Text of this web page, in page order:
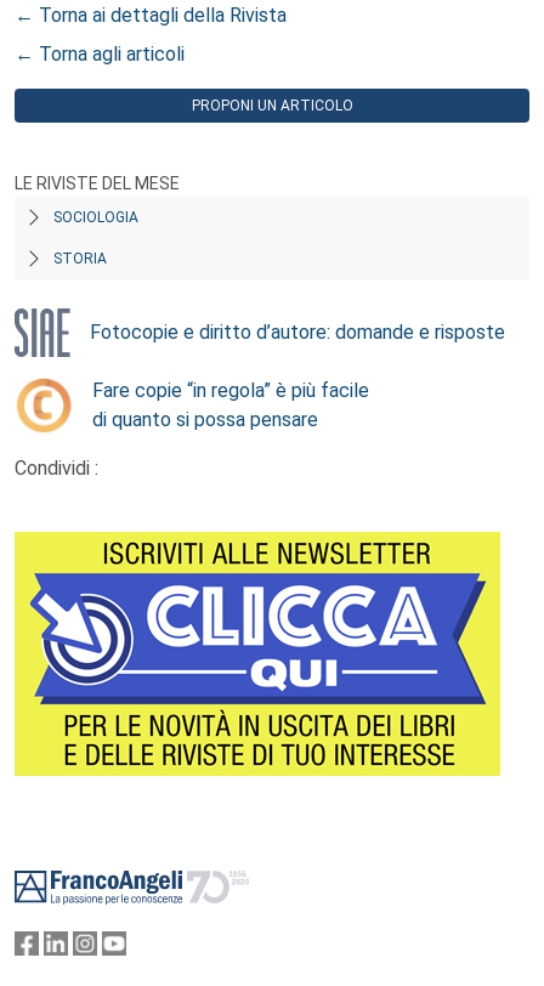
← Torna ai dettagli della Rivista
← Torna agli articoli
PROPONI UN ARTICOLO
LE RIVISTE DEL MESE
SOCIOLOGIA
STORIA
Fotocopie e diritto d’autore: domande e risposte
Fare copie “in regola” è più facile
di quanto si possa pensare
Condividi :